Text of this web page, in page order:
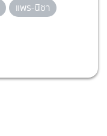
แพร-นิชา